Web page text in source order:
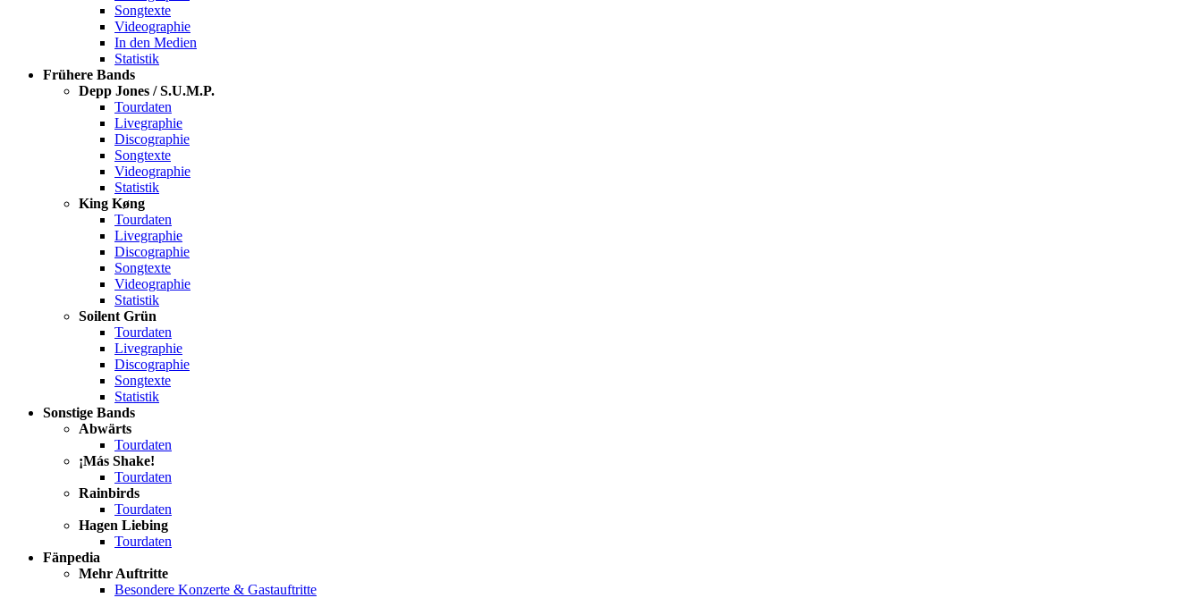
Songtexte
Videographie
In den Medien
Statistik
Frühere Bands
Depp Jones / S.U.M.P.
Tourdaten
Livegraphie
Discographie
Songtexte
Videographie
Statistik
King Køng
Tourdaten
Livegraphie
Discographie
Songtexte
Videographie
Statistik
Soilent Grün
Tourdaten
Livegraphie
Discographie
Songtexte
Statistik
Sonstige Bands
Abwärts
Tourdaten
¡Más Shake!
Tourdaten
Rainbirds
Tourdaten
Hagen Liebing
Tourdaten
Fänpedia
Mehr Auftritte
Besondere Konzerte & Gastauftritte